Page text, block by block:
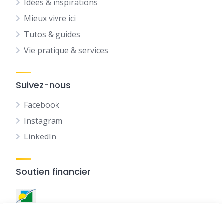
Idées & inspirations
Mieux vivre ici
Tutos & guides
Vie pratique & services
Suivez-nous
Facebook
Instagram
LinkedIn
Soutien financier